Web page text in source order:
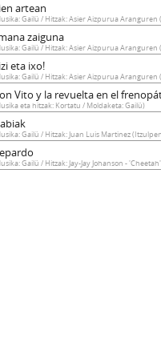
artean
Gailü / Hitzak: Asier Aizpurua Aranguren
zaiguna
Gailü / Hitzak: Asier Aizpurua Aranguren
eta ixo!
Gailü / Hitzak: Asier Aizpurua Aranguren
Vito y la revuelta en el
eta hitzak: Kortatu / Moldaketa: Gailü)
Gailü / Hitzak: Juan Luis Martinez
Gailü / Hitzak: Jay-Jay Johanson -